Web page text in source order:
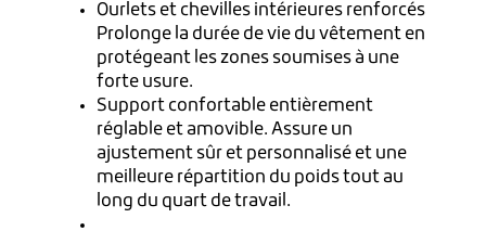
Ourlets et chevilles intérieures renforcés
Prolonge la durée de vie du vêtement en
protégeant les zones soumises à une
forte usure.
Support confortable entièrement
réglable et amovible. Assure un
ajustement sûr et personnalisé et une
meilleure répartition du poids tout au
long du quart de travail.